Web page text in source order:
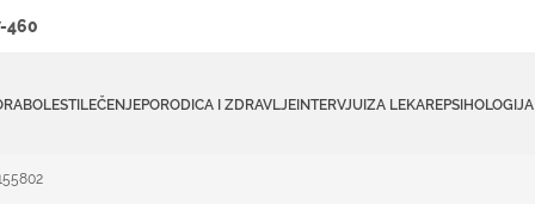
460
BOLESTILEČENJEPORODICA I ZDRAVLJEINTERVJUIZA LEKAREPSIHOLOGIJA